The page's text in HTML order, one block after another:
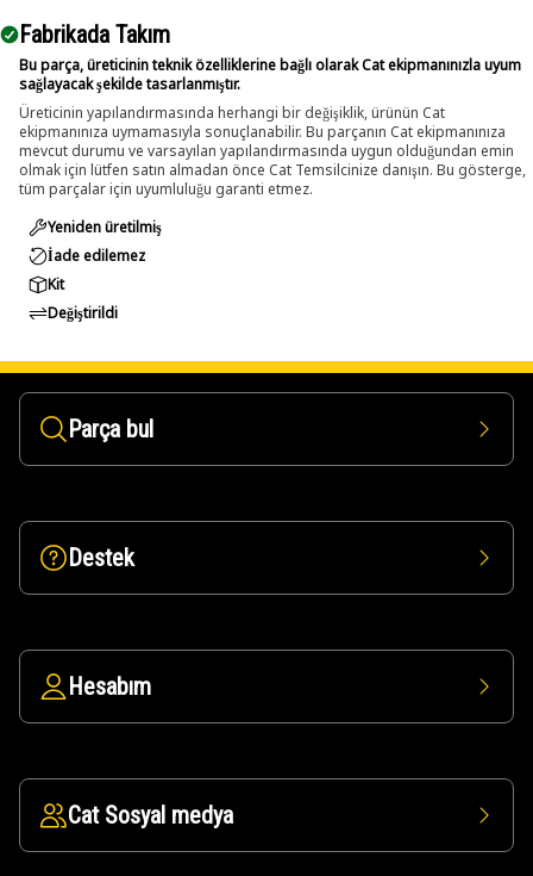
Fabrikada Takım
Bu parça, üreticinin teknik özelliklerine bağlı olarak Cat ekipmanınızla uyum
sağlayacak şekilde tasarlanmıştır.
Üreticinin yapılandırmasında herhangi bir değişiklik, ürünün Cat
ekipmanınıza uymamasıyla sonuçlanabilir. Bu parçanın Cat ekipmanınıza
mevcut durumu ve varsayılan yapılandırmasında uygun olduğundan emin
olmak için lütfen satın almadan önce Cat Temsilcinize danışın. Bu gösterge,
tüm parçalar için uyumluluğu garanti etmez.
Yeniden üretilmiş
İade edilemez
Kit
Değiştirildi
Parça bul
Destek
Hesabım
Cat Sosyal medya